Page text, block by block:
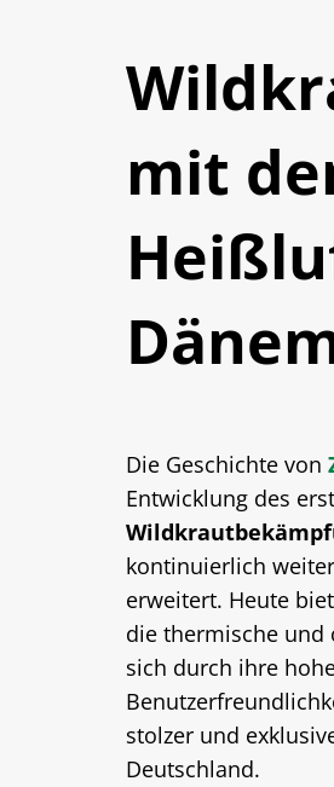
mit
Die Geschichte von
Entwicklung des
kontinuierlich
erweitert. Heute
die thermische und
sich durch ihre
stolzer und
Deutschland.